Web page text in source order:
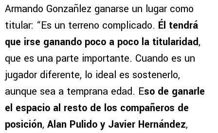
Armando Gonzañlez ganarse un lugar como
titular: “Es un terreno complicado. Él tendrá
que irse ganando poco a poco la titularidad,
que es una parte importante. Cuando es un
jugador diferente, lo ideal es sostenerlo,
aunque sea a temprana edad. Eso de ganarle
el espacio al resto de los compañeros de
posición, Alan Pulido y Javier Hernández,